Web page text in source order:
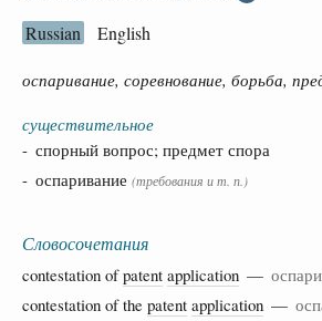
Russian English
оспаривание, соревнование, борьба,
существительное
- спорный вопрос; предмет спора
- оспаривание (требования и т. п.)
Словосочетания
contestation ofpatent application —
contestation of the patent application —